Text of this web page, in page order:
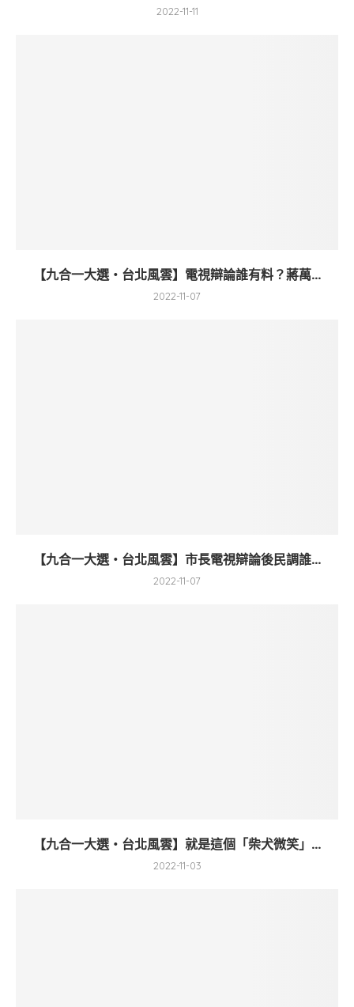
2022-11-11
【九合一大選・台北風雲】電視辯論誰有料？蔣萬...
2022-11-07
【九合一大選・台北風雲】市長電視辯論後民調誰...
2022-11-07
【九合一大選・台北風雲】就是這個「柴犬微笑」...
2022-11-03